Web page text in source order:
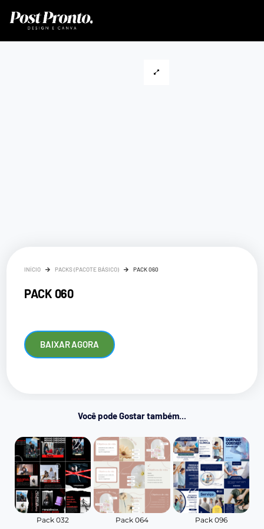
INÍCIO PACKS (PACOTE BÁSICO) PACK 060
PACK 060
BAIXAR AGORA
Você pode Gostar também...
Pack 032 Pack 064 Pack 096